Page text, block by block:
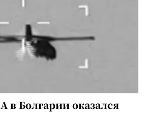
Болгарии оказался